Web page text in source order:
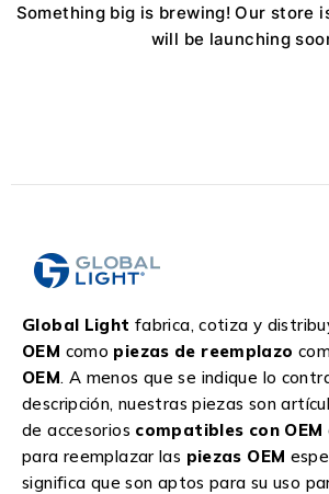
Something big is brewing! Our store
will be launching
Global Light fabrica, cotiza y
OEM como piezas de reemplazo
OEM. A menos que se indique lo
descripción, nuestras piezas son
de accesorios compatibles con OEM
para reemplazar las piezas OEM
significa que son aptos para su uso